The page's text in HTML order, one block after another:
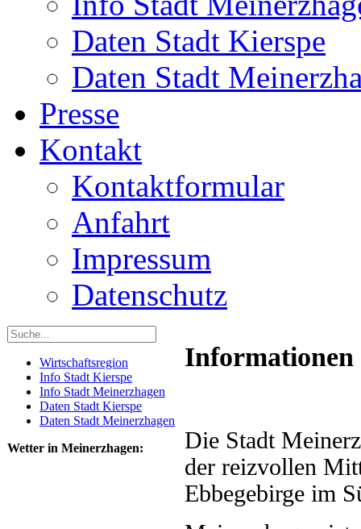
Daten Stadt Kierspe
Daten Stadt
Presse
Kontakt
Kontaktformular
Anfahrt
Impressum
Datenschutz
Wirtschaftsregion
Info Stadt Kierspe
Info Stadt Meinerzhagen
Daten Stadt Kierspe
Daten Stadt Meinerzhagen
Wetter in Meinerzhagen:
Informationen
Die Stadt
der reizvollen
Ebbegebirge im